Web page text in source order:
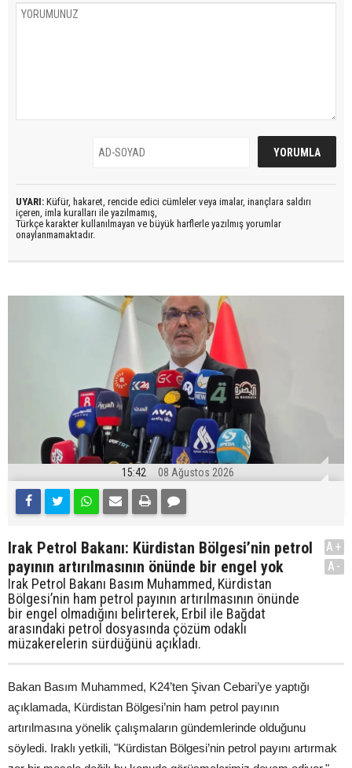
UYARI: Küfür, hakaret, rencide edici cümleler veya imalar, inançlara saldırı
içeren, imla kuralları ile yazılmamış,
Türkçe karakter kullanılmayan ve büyük harflerle yazılmış yorumlar
onaylanmamaktadır.
15:42 08 Ağustos 2026
Irak Petrol Bakanı: Kürdistan Bölgesi’nin petrol
payının artırılmasının önünde bir engel yok
Irak Petrol Bakanı Basım Muhammed, Kürdistan
Bölgesi’nin ham petrol payının artırılmasının önünde
bir engel olmadığını belirterek, Erbil ile Bağdat
arasındaki petrol dosyasında çözüm odaklı
müzakerelerin sürdüğünü açıkladı.
A+
A-
Bakan Basım Muhammed, K24’ten Şivan Cebari’ye yaptığı
açıklamada, Kürdistan Bölgesi’nin ham petrol payının
artırılmasına yönelik çalışmaların gündemlerinde olduğunu
söyledi. Iraklı yetkili, "Kürdistan Bölgesi’nin petrol payını artırmak